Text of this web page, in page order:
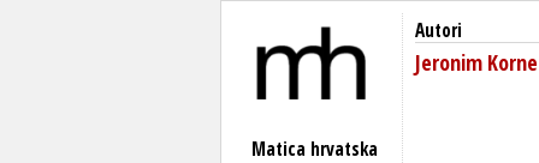
Matica hrvatska
Autori
Jeronim